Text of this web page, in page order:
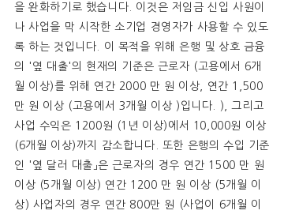
을 완화하기로 했습니다. 이것은 저임금 신입 사원이
나 사업을 막 시작한 소기업 경영자가 사용할 수 있도
록 하는 것입니다. 이 목적을 위해 은행 및 상호 금융
의 '옆 대출'의 현재의 기준은 근로자 (고용에서 6개
월 이상)를 위해 연간 2000 만 원 이상, 연간 1,500
만 원 이상 (고용에서 3개월 이상 )입니다. ), 그리고
사업 수익은 1200원 (1년 이상)에서 10,000원 이상
(6개월 이상)까지 감소합니다. 또한 은행의 수입 기준
인 '옆 달러 대출」은 근로자의 경우 연간 1500 만 원
이상 (5개월 이상) 연간 1200 만 원 이상 (5개월 이
상) 사업자의 경우 연간 800만 원 (사업이 6개월 이